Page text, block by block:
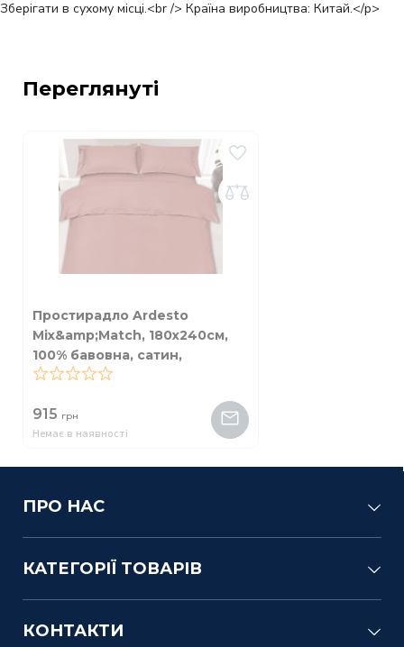
Зберігати в сухому місці.<br /> Країна виробництва: Китай.</p>
Переглянуті
Простирадло Ardesto
Mix&amp;Match, 180х240см,
100% бавовна, сатин,
коричневий світлий
915 грн
Немає в наявності
ПРО НАС
КАТЕГОРІЇ ТОВАРІВ
КОНТАКТИ